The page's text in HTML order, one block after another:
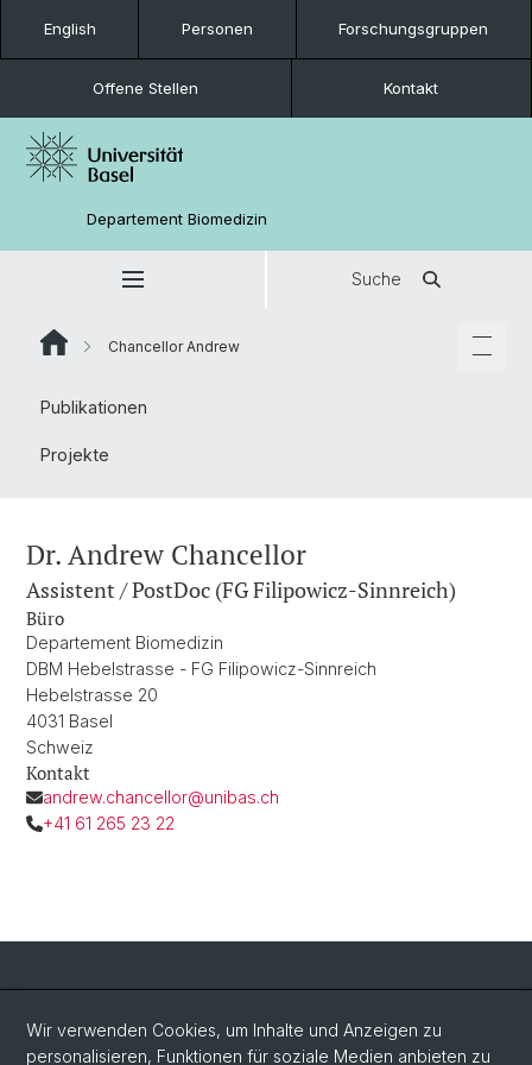
English Personen Forschungsgruppen
Offene Stellen Kontakt
Departement Biomedizin
Suche
Chancellor Andrew
Publikationen
Projekte
Dr. Andrew Chancellor
Assistent / PostDoc (FG Filipowicz-Sinnreich)
Büro
Departement Biomedizin
DBM Hebelstrasse - FG Filipowicz-Sinnreich
Hebelstrasse 20
4031 Basel
Schweiz
Kontakt
andrew.chancellor@unibas.ch
+41 61 265 23 22
Social Media
Wir verwenden Cookies, um Inhalte und Anzeigen zu
personalisieren, Funktionen für soziale Medien anbieten zu